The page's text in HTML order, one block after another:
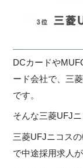
DCカードや
ード会社で、三
です。
そんな三菱UFJ
三菱UFJニコス
で中途採用求人